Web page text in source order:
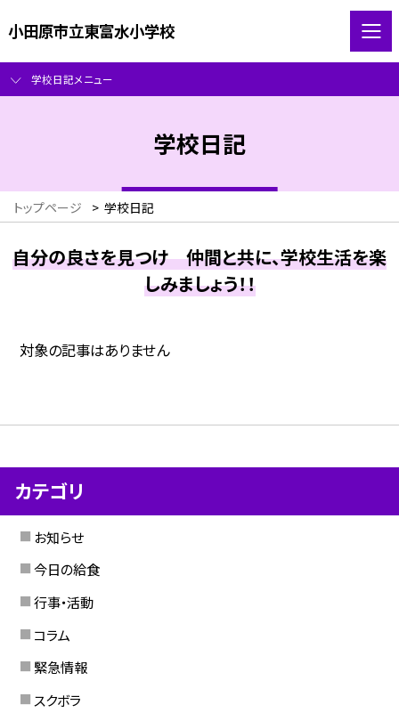
小田原市立東富水小学校
学校日記メニュー
学校日記
トップページ > 学校日記
自分の良さを見つけ 仲間と共に、学校生活を楽
しみましょう！！
対象の記事はありません
カテゴリ
お知らせ
今日の給食
行事・活動
コラム
緊急情報
スクボラ